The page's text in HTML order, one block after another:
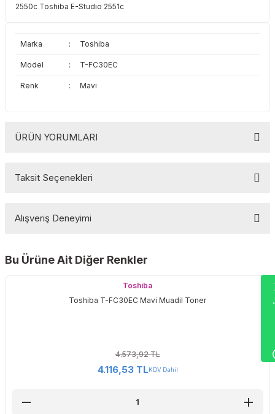
2550c Toshiba E-Studio 2551c
Marka : Toshiba
Model : T-FC30EC
Renk : Mavi
ÜRÜN YORUMLARI
Taksit Seçenekleri
Alışveriş Deneyimi
Sitemize ilk yorumu siz yapın!
Bu Ürüne Ait Diğer Renkler
Toshiba
Toshiba T-FC30EC Mavi Muadil Toner
4.573,92 TL
4.116,53 TLKDV Dahil